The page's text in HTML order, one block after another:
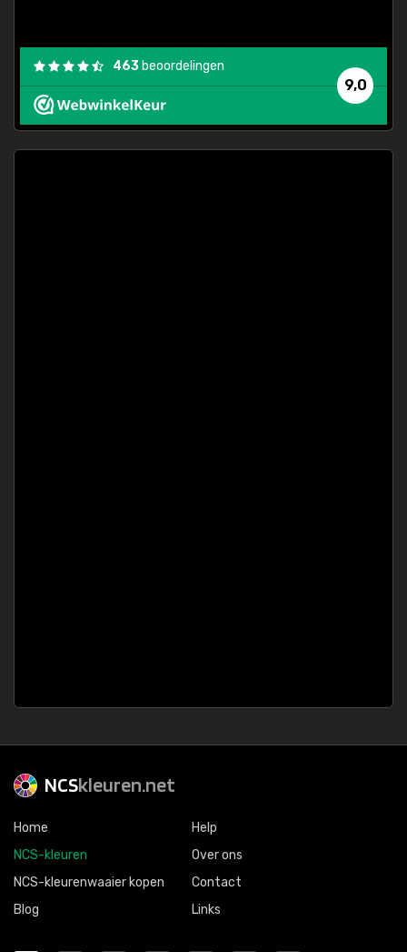
9,0
463 beoordelingen
NCSkleuren.net
Home
NCS-kleuren
NCS-kleurenwaaier kopen
Blog
Help
Over ons
Contact
Links